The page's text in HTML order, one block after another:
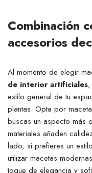
Combinación
accesorios
Al momento de elegir
de interior artificiales
estilo general de tu
plantas. Opta por
buscas un aspecto más
materiales añaden
lado, si prefieres un
utilizar macetas
toque de elegancia y